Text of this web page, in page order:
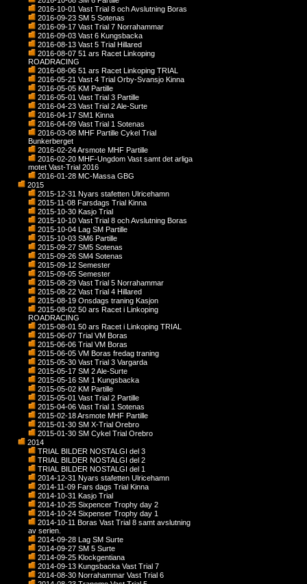
2016-10-01 Vast Trial 8 och Avslutning Boras
2016-09-23 SM 5 Sotenas
2016-09-17 Vast Trial 7 Norrahammar
2016-09-03 Vast 6 Kungsbacka
2016-08-13 Vast 5 Trial Hillared
2016-08-07 51 ars Racet Linkoping
ROADRACING
2016-08-06 51 ars Racet Linkoping TRIAL
2016-05-21 Vast 4 Trial Orby-Svansjo Kinna
2016-05-05 KM Partille
2016-05-01 Vast Trial 3 Partille
2016-04-23 Vast Trial 2 Ale-Surte
2016-04-17 SM1 Kinna
2016-04-09 Vast Trial 1 Sotenas
2016-03-08 MHF Partille Cykel Trial
Bunkerberget
2016-02-24 Arsmote MHF Partille
2016-02-20 MHF-Ungdom Vast samt det arliga
motet Vast-Trial 2016
2016-01-28 MC-Massa GBG
2015
2015-12-31 Nyars stafetten Ulricehamn
2015-11-08 Farsdags Trial Kinna
2015-10-30 Kasjo Trial
2015-10-10 Vast Trial 8 och Avslutning Boras
2015-10-04 Lag SM Partille
2015-10-03 SM6 Partille
2015-09-27 SM5 Sotenas
2015-09-26 SM4 Sotenas
2015-09-12 Semester
2015-09-05 Semester
2015-08-29 Vast Trial 5 Norrahammar
2015-08-22 Vast Trial 4 Hillared
2015-08-19 Onsdags traning Kasjon
2015-08-02 50 ars Racet i Linkoping
ROADRACING
2015-08-01 50 ars Racet i Linkoping TRIAL
2015-06-07 Trial VM Boras
2015-06-06 Trial VM Boras
2015-06-05 VM Boras fredag traning
2015-05-30 Vast Trial 3 Vargarda
2015-05-17 SM 2 Ale-Surte
2015-05-16 SM 1 Kungsbacka
2015-05-02 KM Partille
2015-05-01 Vast Trial 2 Partille
2015-04-06 Vast Trial 1 Sotenas
2015-02-18 Arsmote MHF Partille
2015-01-30 SM X-Trial Orebro
2015-01-30 SM Cykel Trial Orebro
2014
TRIAL BILDER NOSTALGI del 3
TRIAL BILDER NOSTALGI del 2
TRIAL BILDER NOSTALGI del 1
2014-12-31 Nyars stafetten Ulricehamn
2014-11-09 Fars dags Trial Kinna
2014-10-31 Kasjo Trial
2014-10-25 Sixpencer Trophy day 2
2014-10-24 Sixpenser Trophy day 1
2014-10-11 Boras Vast Trial 8 samt avslutning
av serien.
2014-09-28 Lag SM Surte
2014-09-27 SM 5 Surte
2014-09-25 Klockgentiana
2014-09-13 Kungsbacka Vast Trial 7
2014-08-30 Norrahammar Vast Trial 6